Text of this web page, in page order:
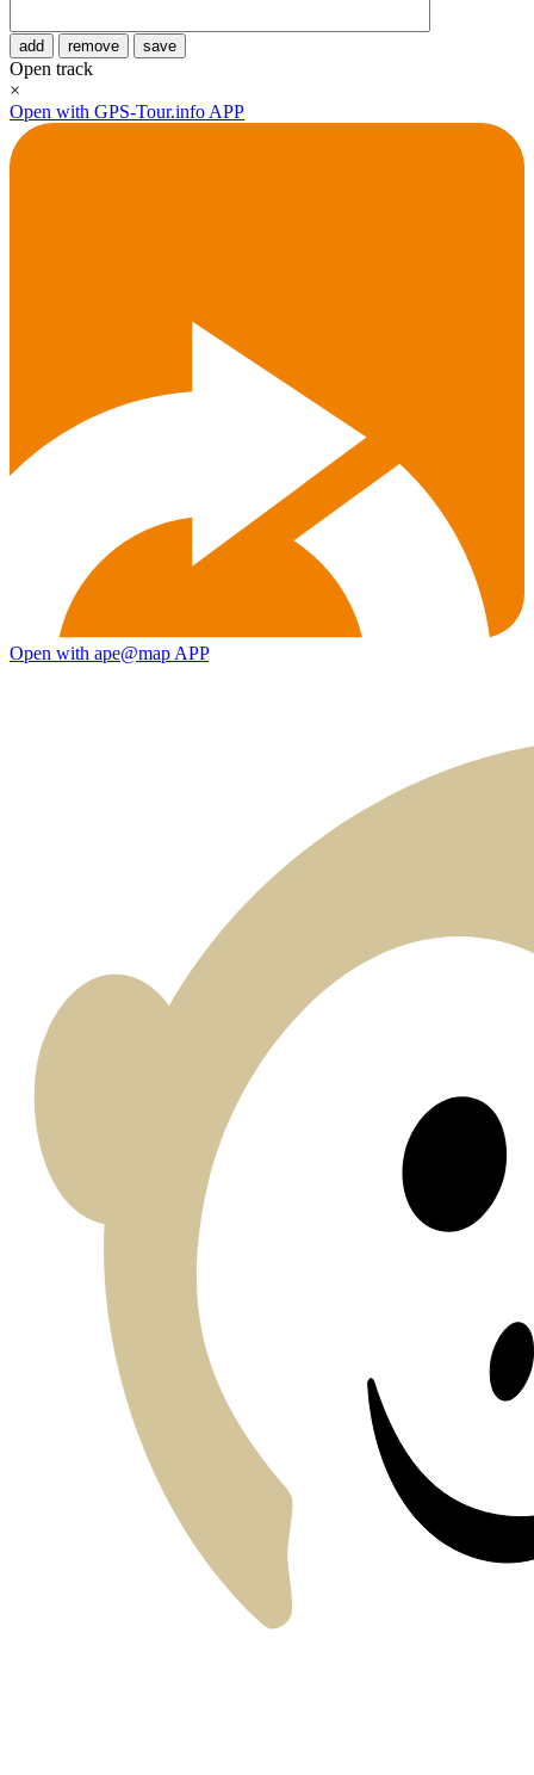
add remove save
Open track
×
Open with GPS-Tour.info APP
Open with ape@map APP